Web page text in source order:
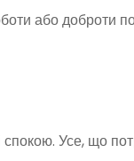
або доброти
спокою. Усе, що